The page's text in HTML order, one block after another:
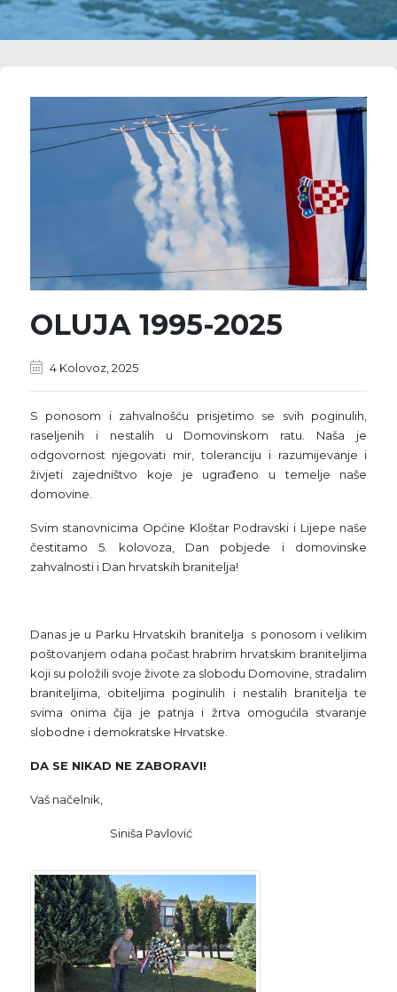
OLUJA 1995-2025
4 Kolovoz, 2025
S ponosom i zahvalnošću prisjetimo se svih poginulih,
raseljenih i nestalih u Domovinskom ratu. Naša je
odgovornost njegovati mir, toleranciju i razumijevanje i
živjeti zajedništvo koje je ugrađeno u temelje naše
domovine.
Svim stanovnicima Općine Kloštar Podravski i Lijepe naše
čestitamo 5. kolovoza, Dan pobjede i domovinske
zahvalnosti i Dan hrvatskih branitelja!
Danas je u Parku Hrvatskih branitelja s ponosom i velikim
poštovanjem odana počast hrabrim hrvatskim braniteljima
koji su položili svoje živote za slobodu Domovine, stradalim
braniteljima, obiteljima poginulih i nestalih branitelja te
svima onima čija je patnja i žrtva omogućila stvaranje
slobodne i demokratske Hrvatske.
DA SE NIKAD NE ZABORAVI!
Vaš načelnik,
Siniša Pavlović